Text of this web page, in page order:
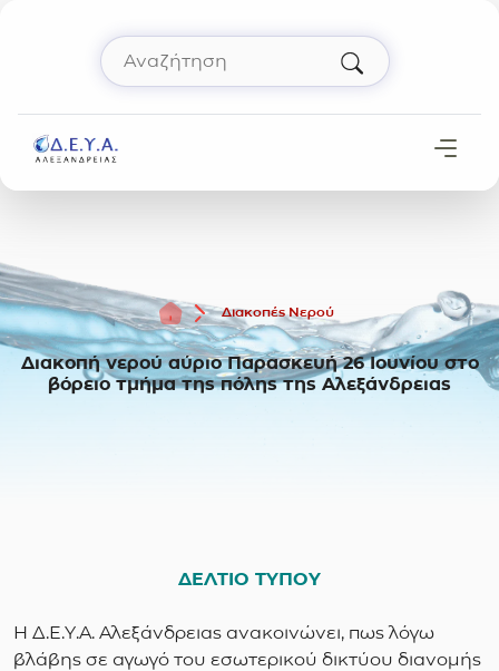
Αναζήτηση
ΑρχικήΔιακοπές Νερού
Διακοπή νερού αύριο Παρασκευή 26 Ιουνίου στο
βόρειο τμήμα της πόλης της Αλεξάνδρειας
ΔΕΛΤΙΟ ΤΥΠΟΥ
Η Δ.Ε.Υ.Α. Αλεξάνδρειας ανακοινώνει, πως λόγω
βλάβης σε αγωγό του εσωτερικού δικτύου διανομής